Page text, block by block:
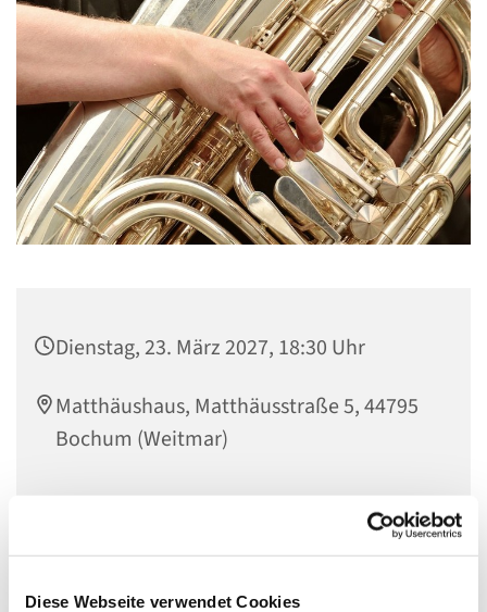
Diese Webseite verwendet Cookies
Dienstag, 23. März 2027, 18:30 Uhr
Matthäushaus, Matthäusstraße 5, 44795
Bochum (Weitmar)